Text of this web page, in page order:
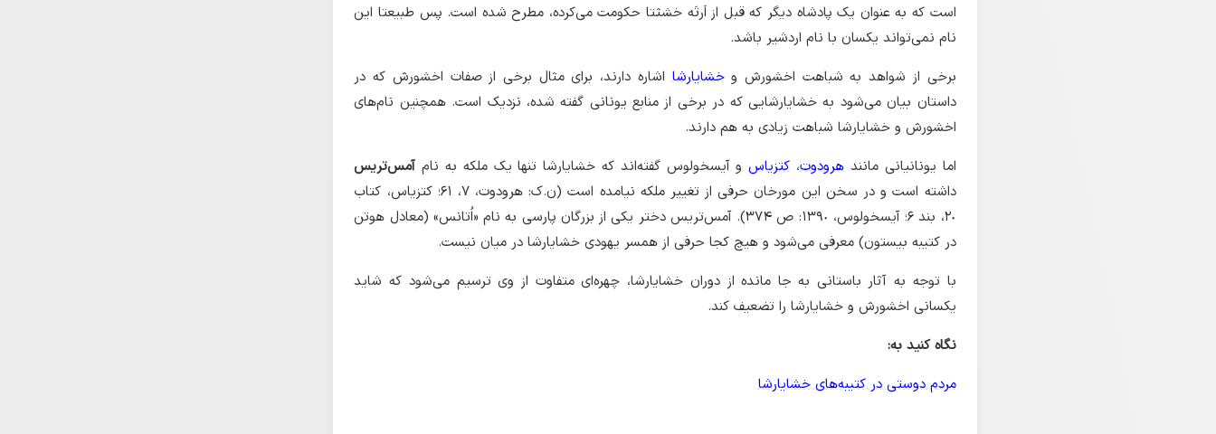
است که به عنوان یک پادشاه دیگر که قبل از اَرتَه خشثتا حکومت می‌کرده، مطرح شده است. پس طبیعتا این
نام نمی‌تواند یکسان با نام اردشیر باشد.
برخی از شواهد به شباهت اخشورش وخشایارشااشاره دارند، برای مثال برخی از صفات اخشورش که در
داستان بیان می‌شود به خشایارشایی که در برخی از منابع یونانی گفته شده، نزدیک است. همچنین نام‌های
اخشورش و خشایارشا شباهت زیادی به هم دارند.
اما یونانیانی مانند هرودوت، کتزیاسو آیسخولوس گفته‌اند که خشایارشا تنها یک ملکه به نام آمس‌تریس
داشته است و در سخن این مورخان حرفی از تغییر ملکه نیامده است (ن.ک: هرودوت، ٧، ۶١؛ کتزیاس، کتاب
۲٠، بند ۶؛ آیسخولوس، ١٣۹٠: ص ٣٧۴). آمس‌تریس دختر یکی از بزرگان پارسی به نام «اُتانس» (معادل هوتن
در کتیبه بیستون) معرفی می‌شود و هیچ کجا حرفی از همسر یهودی خشایارشا در میان نیست.
با توجه به آثار باستانی به جا مانده از دوران خشایارشا، چهره‌ای متفاوت از وی ترسیم می‌شود که شاید
یکسانی اخشورش و خشایارشا را تضعیف کند.
نگاه کنید به:
مردم دوستی در کتیبه‌های خشایارشا